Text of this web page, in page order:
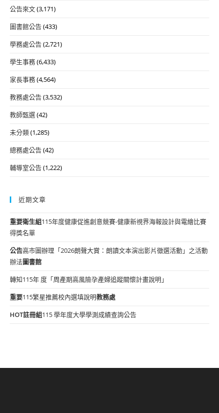
公告來文(3,171)
圖書館公告(433)
學務處公告(2,721)
學生事務(6,433)
家長事務(4,564)
教務處公告(3,532)
教師甄選(42)
未分類(1,285)
總務處公告(42)
輔導室公告(1,222)
近期文章
重要衛生組115年度健康促進創意競賽-健康新視界海報設計與電繪比賽
得獎名單
公告高市圖辦理「2026朗聲大賞：朗讀文本演出影片徵選活動」之活動
辦法圖書館
轉知115年 度「周產期高風險孕產婦追蹤關懷計畫說明」
重要115繁星推薦校內選填說明教務處
HOT註冊組115 學年度大學學測成績查詢公告